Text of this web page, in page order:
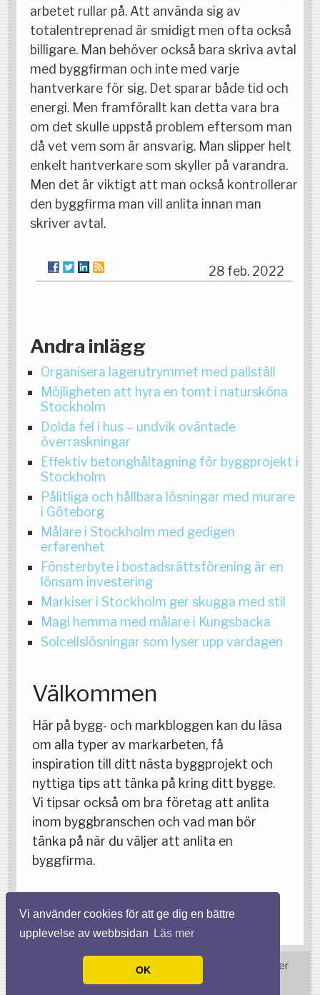
Vi använder cookies för att ge dig en bättre
upplevelse av webbsidan
Läs mer
OK
arbetet rullar på. Att använda sig av
totalentreprenad är smidigt men ofta också
billigare. Man behöver också bara skriva avtal
med byggfirman och inte med varje
hantverkare för sig. Det sparar både tid och
energi. Men framförallt kan detta vara bra
om det skulle uppstå problem eftersom man
då vet vem som är ansvarig. Man slipper helt
enkelt hantverkare som skyller på varandra.
Men det är viktigt att man också kontrollerar
den byggfirma man vill anlita innan man
skriver avtal.
28 feb. 2022
Andra inlägg
Organisera lagerutrymmet med pallställ
Möjligheten att hyra en tomt i natursköna
Stockholm
Dolda fel i hus – undvik oväntade
överraskningar
Effektiv betonghåltagning för byggprojekt i
Stockholm
Pålitliga och hållbara lösningar med murare
i Göteborg
Målare i Stockholm med gedigen
erfarenhet
Fönsterbyte i bostadsrättsförening är en
lönsam investering
Markiser i Stockholm ger skugga med stil
Magi hemma med målare i Kungsbacka
Solcellslösningar som lyser upp vardagen
Välkommen
Här på bygg- och markbloggen kan du läsa
om alla typer av markarbeten, få
inspiration till ditt nästa byggprojekt och
nyttiga tips att tänka på kring ditt bygge.
Vi tipsar också om bra företag att anlita
inom byggbranschen och vad man bör
tänka på när du väljer att anlita en
byggfirma.
© 2026 Markarbetenstockholm.com. Alla rättigheter
förbehållna.